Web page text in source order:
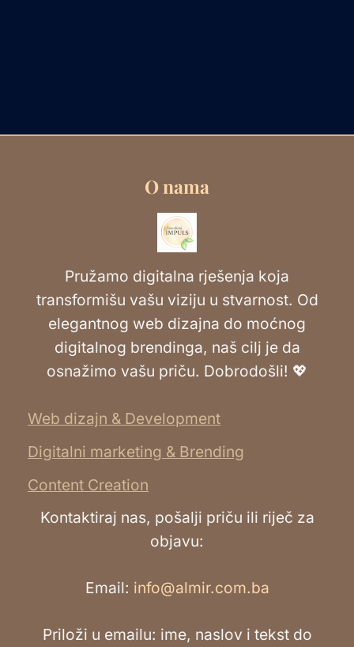
O nama
Pružamo digitalna rješenja koja
transformišu vašu viziju u stvarnost. Od
elegantnog web dizajna do moćnog
digitalnog brendinga, naš cilj je da
osnažimo vašu priču. Dobrodošli! 💖
Web dizajn & Development
Digitalni marketing & Brending
Content Creation
Kontaktiraj nas, pošalji priču ili riječ za
objavu:
Email: info@almir.com.ba
Priloži u emailu: ime, naslov i tekst do